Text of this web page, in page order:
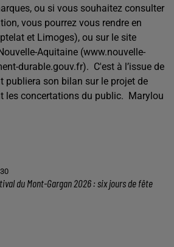
ou si vous souhaitez consulter
vous pourrez vous rendre en
et Limoges), ou sur le site
Aquitaine (www.nouvelle-
durable.gouv.fr). C'est à l’issue de
publiera son bilan sur le projet de
les concertations du public. Marylou
du Mont-Gargan 2026 : six jours de fête